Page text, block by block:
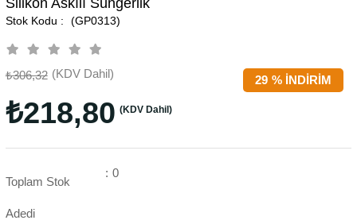
(GP0313)
%
29 İNDIRIM
₺306,32 (KDV Dahil)
₺218,80 (KDV Dahil)
Toplam Stok
Adedi
: 0